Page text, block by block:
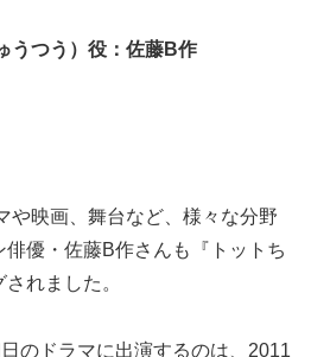
うつう）役：佐藤B作
や映画、舞台など、様々な分野
優・佐藤B作さんも『トットち
れました。
のドラマに出演するのは、2011